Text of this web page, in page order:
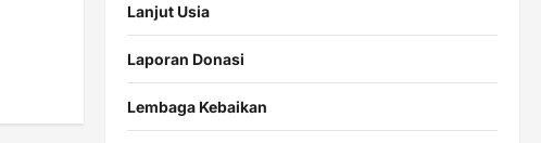
Lanjut Usia
Laporan Donasi
Lembaga Kebaikan